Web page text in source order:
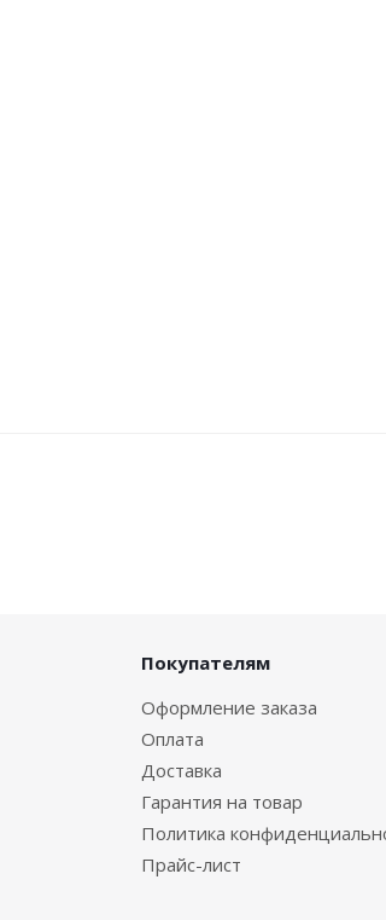
Покупателям
Оформление заказа
Оплата
Доставка
Гарантия на товар
Политика
Прайс-лист